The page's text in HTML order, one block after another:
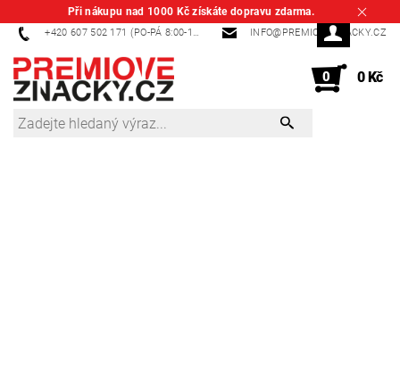
Při nákupu nad 1000 Kč získáte dopravu zdarma.
+420 607 502 171 (PO-PÁ 8:00-14:00) INFO@PREMIOVEZNACKY.CZ
0 0 Kč